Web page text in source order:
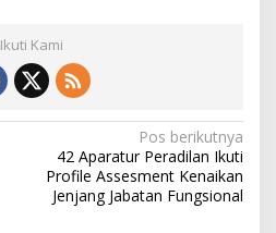
Ikuti Kami
Pos berikutnya
42 Aparatur Peradilan Ikuti
Profile Assesment Kenaikan
Jenjang Jabatan Fungsional